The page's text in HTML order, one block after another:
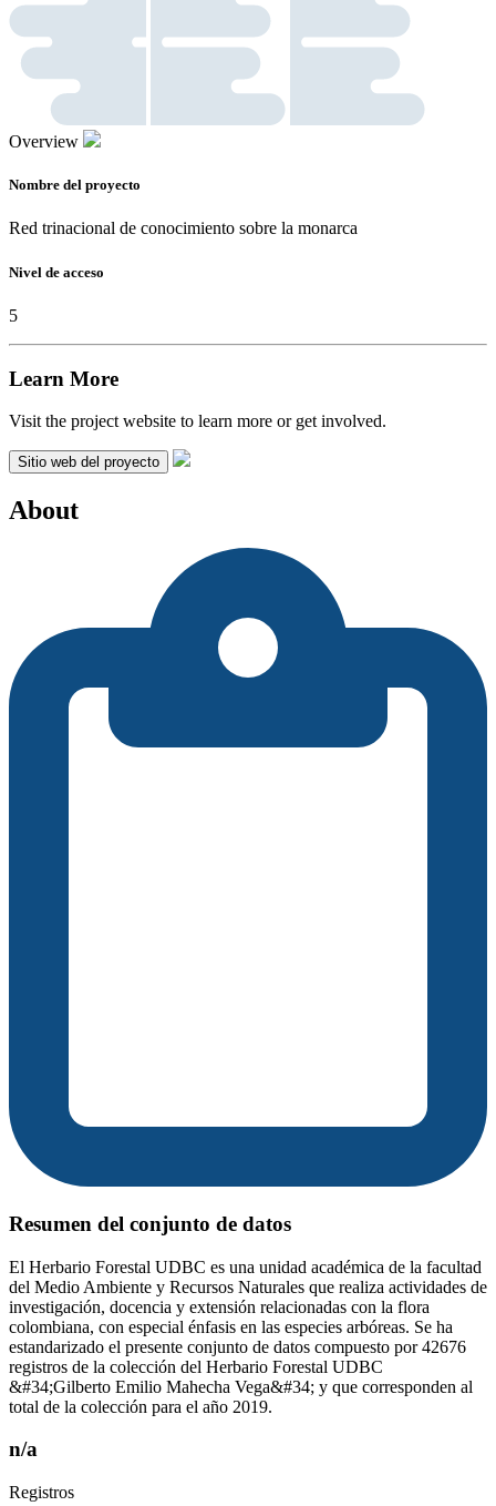
Overview
Nombre del proyecto
Red trinacional de conocimiento sobre la monarca
Nivel de acceso
5
Learn More
Visit the project website to learn more or get involved.
Sitio web del proyecto
About
Resumen del conjunto de datos
El Herbario Forestal UDBC es una unidad académica de la facultad
del Medio Ambiente y Recursos Naturales que realiza actividades de
investigación, docencia y extensión relacionadas con la flora
colombiana, con especial énfasis en las especies arbóreas. Se ha
estandarizado el presente conjunto de datos compuesto por 42676
registros de la colección del Herbario Forestal UDBC
&#34;Gilberto Emilio Mahecha Vega&#34; y que corresponden al
total de la colección para el año 2019.
n/a
Registros